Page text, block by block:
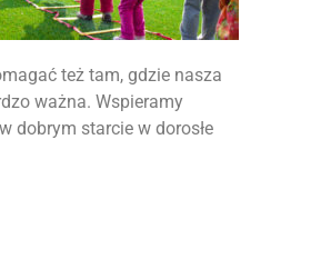
też tam, gdzie nasza
ważna. Wspieramy
dobrym starcie w dorosłe